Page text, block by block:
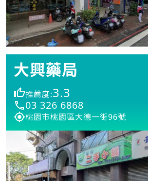
大興藥局
推薦度:3.3
03 326 6868
桃園市桃園區大德一街96號